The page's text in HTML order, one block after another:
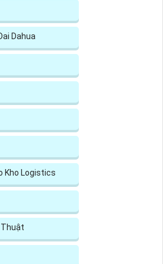
Dahua
Kho Logistics
Thuật